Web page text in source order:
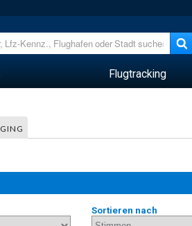
Flugtracking
Sortieren nach